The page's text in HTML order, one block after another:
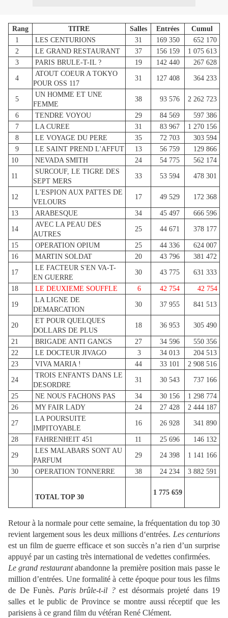
Rang TITRE Salles Entrées
Cumul
1
LES CENTURIONS 31 169 350
652 170
2
LE GRAND RESTAURANT 37 156 159
1 075 613
3
PARIS BRULE-T-IL ? 19 142 440 267 628
4
ATOUT COEUR A TOKYO
POUR OSS 117
31 127 408 364 233
5
UN HOMME ET UNE
FEMME
38 93 576 2 262 723
6 TENDRE VOYOU 29 84 569
597 386
7
LA CUREE 31 83 967
1 270 156
8
LE VOYAGE DU PERE 35 72 703
303 594
9
LE SAINT PREND L'AFFUT 13 56 759
129 866
10
NEVADA SMITH 24 54 775 562 174
11
SURCOUF, LE TIGRE DES
SEPT MERS
33 53 594 478 301
12
L'ESPION AUX PATTES DE
VELOURS
17 49 529 172 368
13 ARABESQUE 34 45 497 666 596
14
AVEC LA PEAU DES
AUTRES
25 44 671 378 177
15 OPERATION OPIUM 25 44 336
624 007
16
MARTIN SOLDAT 20 43 796 381 472
17
LE FACTEUR S'EN VA-T-
EN GUERRE
30 43 775 631 333
18 LE DEUXIEME SOUFFLE 6 42 754 42 754
19
LA LIGNE DE
DEMARCATION
30 37 955 841 513
20
ET POUR QUELQUES
DOLLARS DE PLUS
18 36 953 305 490
21 BRIGADE ANTI GANGS 27 34 596
550 356
22
LE DOCTEUR JIVAGO 3 34 013
204 513
23
VIVA MARIA ! 44 33 101 2 908 516
24
TROIS ENFANTS DANS LE
DESORDRE
31 30 543 737 166
25 NE NOUS FACHONS PAS 34 30 156
1 298 774
26
MY FAIR LADY 24 27 428 2 444 187
27
LA POURSUITE
IMPITOYABLE
16 26 928 341 890
28 FAHRENHEIT 451 11 25 696 146 132
29
LES MALABARS SONT AU
PARFUM
29 24 398 1 141 166
30 OPERATION TONNERRE 38 24 234 3 882 591
TOTAL TOP 30
1 775 659
Retour à la normale pour cette semaine, la fréquentation du top 30
revient largement sous les deux millions d‘entrées. Les centurions
est un film de guerre efficace et son succès n’a rien d’un surprise
appuyé par un casting très international de vedettes confirmées.
Le grand restaurantabandonne la première position mais passe le
million d’entrées. Une formalité à cette époque pour tous les films
de De Funès. Paris brûle-t-il ?est désormais projeté dans 19
salles et le public de Province se montre aussi réceptif que les
parisiens à ce grand film du vétéran René Clément.